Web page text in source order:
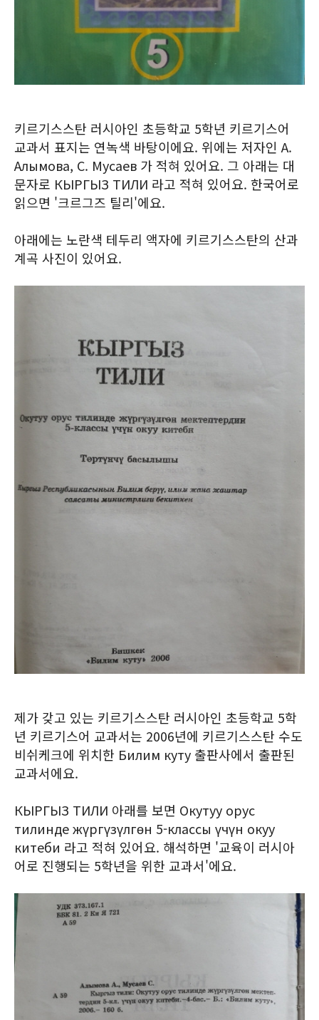
키르기스스탄 러시아인 초등학교 5학년 키르기스어
교과서 표지는 연녹색 바탕이에요. 위에는 저자인 А.
Алымова, С. Мусаев 가 적혀 있어요. 그 아래는 대
문자로 КЫРГЫЗ ТИЛИ 라고 적혀 있어요. 한국어로
읽으면 '크르그즈 틸리'에요.
아래에는 노란색 테두리 액자에 키르기스스탄의 산과
계곡 사진이 있어요.
제가 갖고 있는 키르기스스탄 러시아인 초등학교 5학
년 키르기스어 교과서는 2006년에 키르기스스탄 수도
비쉬케크에 위치한 Билим куту 출판사에서 출판된
교과서에요.
КЫРГЫЗ ТИЛИ 아래를 보면 Окутуу орус
тилинде жүргүзүлгөн 5-классы үчүн окуу
китеби 라고 적혀 있어요. 해석하면 '교육이 러시아
어로 진행되는 5학년을 위한 교과서'에요.